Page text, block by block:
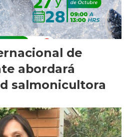
de
abordará
salmonicultora